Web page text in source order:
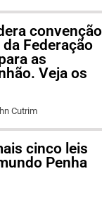
convenção
Federação
as
Veja os
Cutrim
cinco leis
Penha